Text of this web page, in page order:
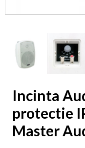
Incinta
protectie
Master